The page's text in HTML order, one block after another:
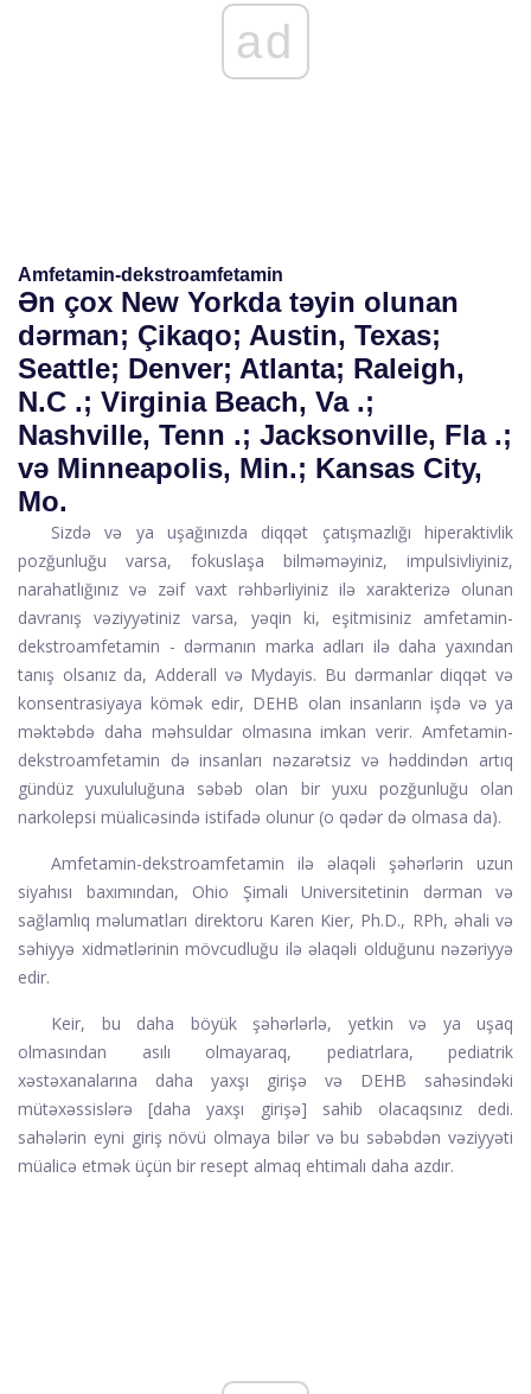
ad
Amfetamin-dekstroamfetamin
Ən çox New Yorkda təyin olunan
dərman; Çikaqo; Austin, Texas;
Seattle; Denver; Atlanta; Raleigh,
N.C .; Virginia Beach, Va .;
Nashville, Tenn .; Jacksonville, Fla .;
və Minneapolis, Min.; Kansas City,
Mo.
Sizdə və ya uşağınızda diqqət çatışmazlığı hiperaktivlik
pozğunluğu varsa, fokuslaşa bilməməyiniz, impulsivliyiniz,
narahatlığınız və zəif vaxt rəhbərliyiniz ilə xarakterizə olunan
davranış vəziyyətiniz varsa, yəqin ki, eşitmisiniz amfetamin-
dekstroamfetamin - dərmanın marka adları ilə daha yaxından
tanış olsanız da, Adderall və Mydayis. Bu dərmanlar diqqət və
konsentrasiyaya kömək edir, DEHB olan insanların işdə və ya
məktəbdə daha məhsuldar olmasına imkan verir. Amfetamin-
dekstroamfetamin də insanları nəzarətsiz və həddindən artıq
gündüz yuxululuğuna səbəb olan bir yuxu pozğunluğu olan
narkolepsi müalicəsində istifadə olunur (o qədər də olmasa da).
Amfetamin-dekstroamfetamin ilə əlaqəli şəhərlərin uzun
siyahısı baxımından, Ohio Şimali Universitetinin dərman və
sağlamlıq məlumatları direktoru Karen Kier, Ph.D., RPh, əhali və
səhiyyə xidmətlərinin mövcudluğu ilə əlaqəli olduğunu nəzəriyyə
edir.
Keir, bu daha böyük şəhərlərlə, yetkin və ya uşaq
olmasından asılı olmayaraq, pediatrlara, pediatrik
xəstəxanalarına daha yaxşı girişə və DEHB sahəsindəki
mütəxəssislərə [daha yaxşı girişə] sahib olacaqsınız dedi.
sahələrin eyni giriş növü olmaya bilər və bu səbəbdən vəziyyəti
müalicə etmək üçün bir resept almaq ehtimalı daha azdır.